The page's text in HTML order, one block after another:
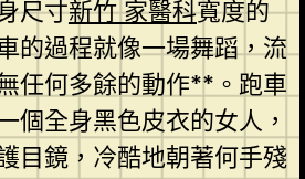
尺寸新竹 家醫科寬度的
的過程就像一場舞蹈，流
任何多餘的動作**。跑車
個全身黑色皮衣的女人，
目鏡，冷酷地朝著何手殘